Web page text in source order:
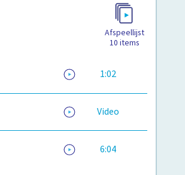
Afspeellijst
10 items
1:02
Video
6:04